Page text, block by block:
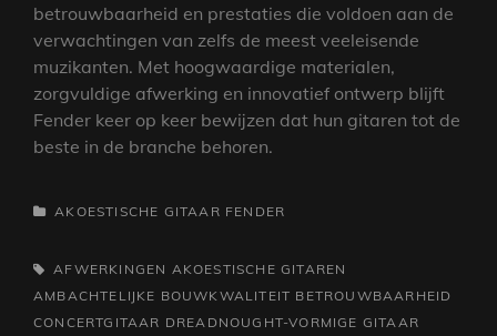
betrouwbaarheid en prestaties die voldoen aan de
verwachtingen van zelfs de meest veeleisende
muzikanten. Met hoogwaardige materialen,
zorgvuldige afwerking en innovatief ontwerp blijft
Fender keer op keer bewijzen dat hun gitaren tot de
beste in de branche behoren.
CATEGORIEËN
AKOESTISCHE GITAAR FENDER
TAGS,AFWERKINGEN AKOESTISCHE GITAREN
AMBACHTELIJKE BOUWKWALITEIT BETROUWBAARHEID
CONCERTGITAAR DREADNOUGHT-VORMIGE GITAAR